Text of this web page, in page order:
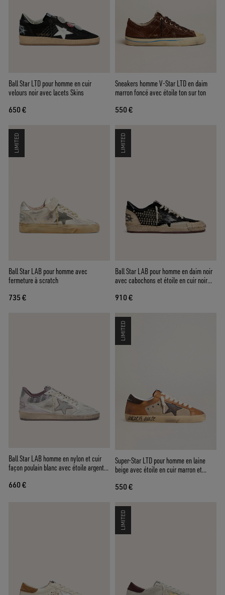
Ball Star LTD pour homme en cuir
velours noir avec lacets Skins
650 €
Sneakers homme V-Star LTD en daim
marron foncé avec étoile ton sur ton
550 €
LIMITED
Ball Star LAB pour homme avec
fermeture à scratch
735 €
LIMITED
Ball Star LAB pour homme en daim noir
avec cabochons et étoile en cuir noir
910 €
Ball Star LAB homme en nylon et cuir
façon poulain blanc avec étoile argentée
660 €
LIMITED
Super-Star LTD pour homme en laine
beige avec étoile en cuir marron et
550 €
LIMITED